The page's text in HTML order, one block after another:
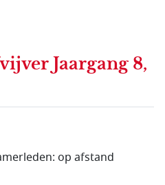
Jaargang 8,
op afstand